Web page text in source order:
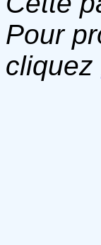
Pour
cliquez